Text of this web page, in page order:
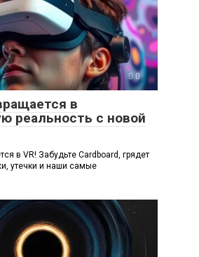
0
в
реальность с новой
в VR! Забудьте Cardboard, грядет
утечки и наши самые